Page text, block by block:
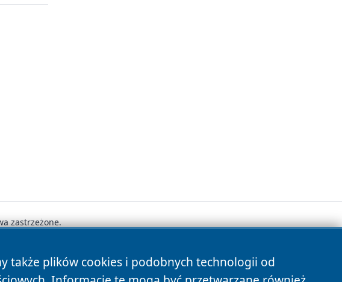
także plików cookies i podobnych technologii od
zastrzeżone.
Cookies